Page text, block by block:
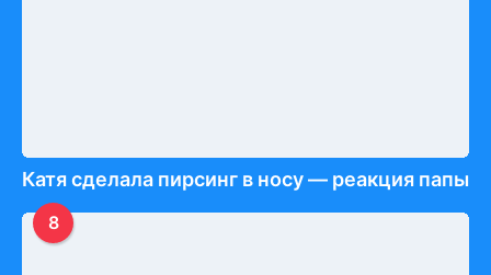
Катя сделала пирсинг в носу — реакция папы
8